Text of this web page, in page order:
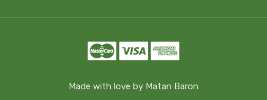
Made with love by Matan Baron